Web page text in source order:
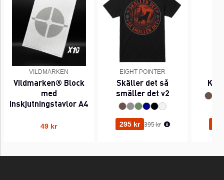
VILDMARKEN
Vildmarken® Block
med
inskjutningstavlor A4
49 kr
EIGHT POINTER
Skäller det så
smäller det v2
295 kr Ordinarie pris:
395 kr